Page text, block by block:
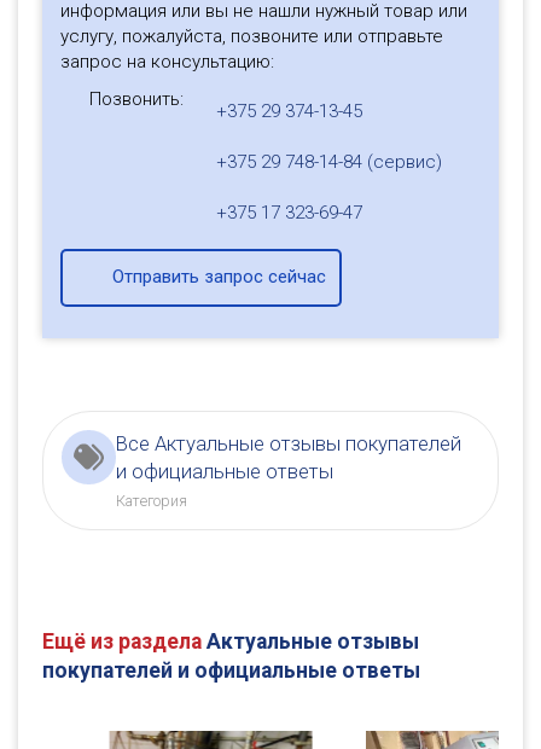
информация или вы не нашли нужный товар или
услугу, пожалуйста, позвоните или отправьте
запрос на консультацию:
Позвонить:
+375 29 374-13-45
+375 29 748-14-84 (сервис)
+375 17 323-69-47
Отправить запрос сейчас
Все Актуальные отзывы покупателей
и официальные ответы
Категория
Ещё из раздела Актуальные отзывы
покупателей и официальные ответы